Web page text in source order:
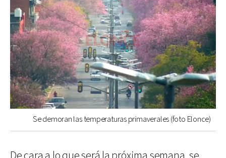
Se demoran las temperaturas primaverales (foto Elonce)